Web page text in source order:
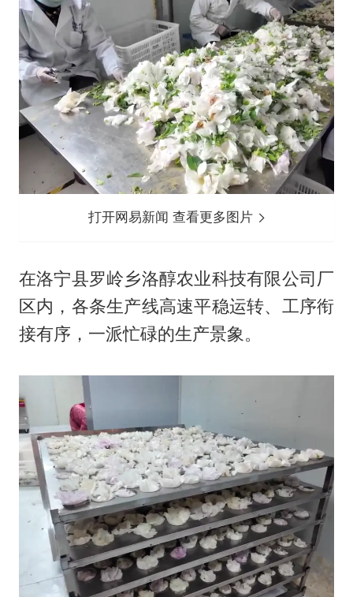
打开网易新闻 查看更多图片
在洛宁县罗岭乡洛醇农业科技有限公司厂
区内，各条生产线高速平稳运转、工序衔
接有序，一派忙碌的生产景象。